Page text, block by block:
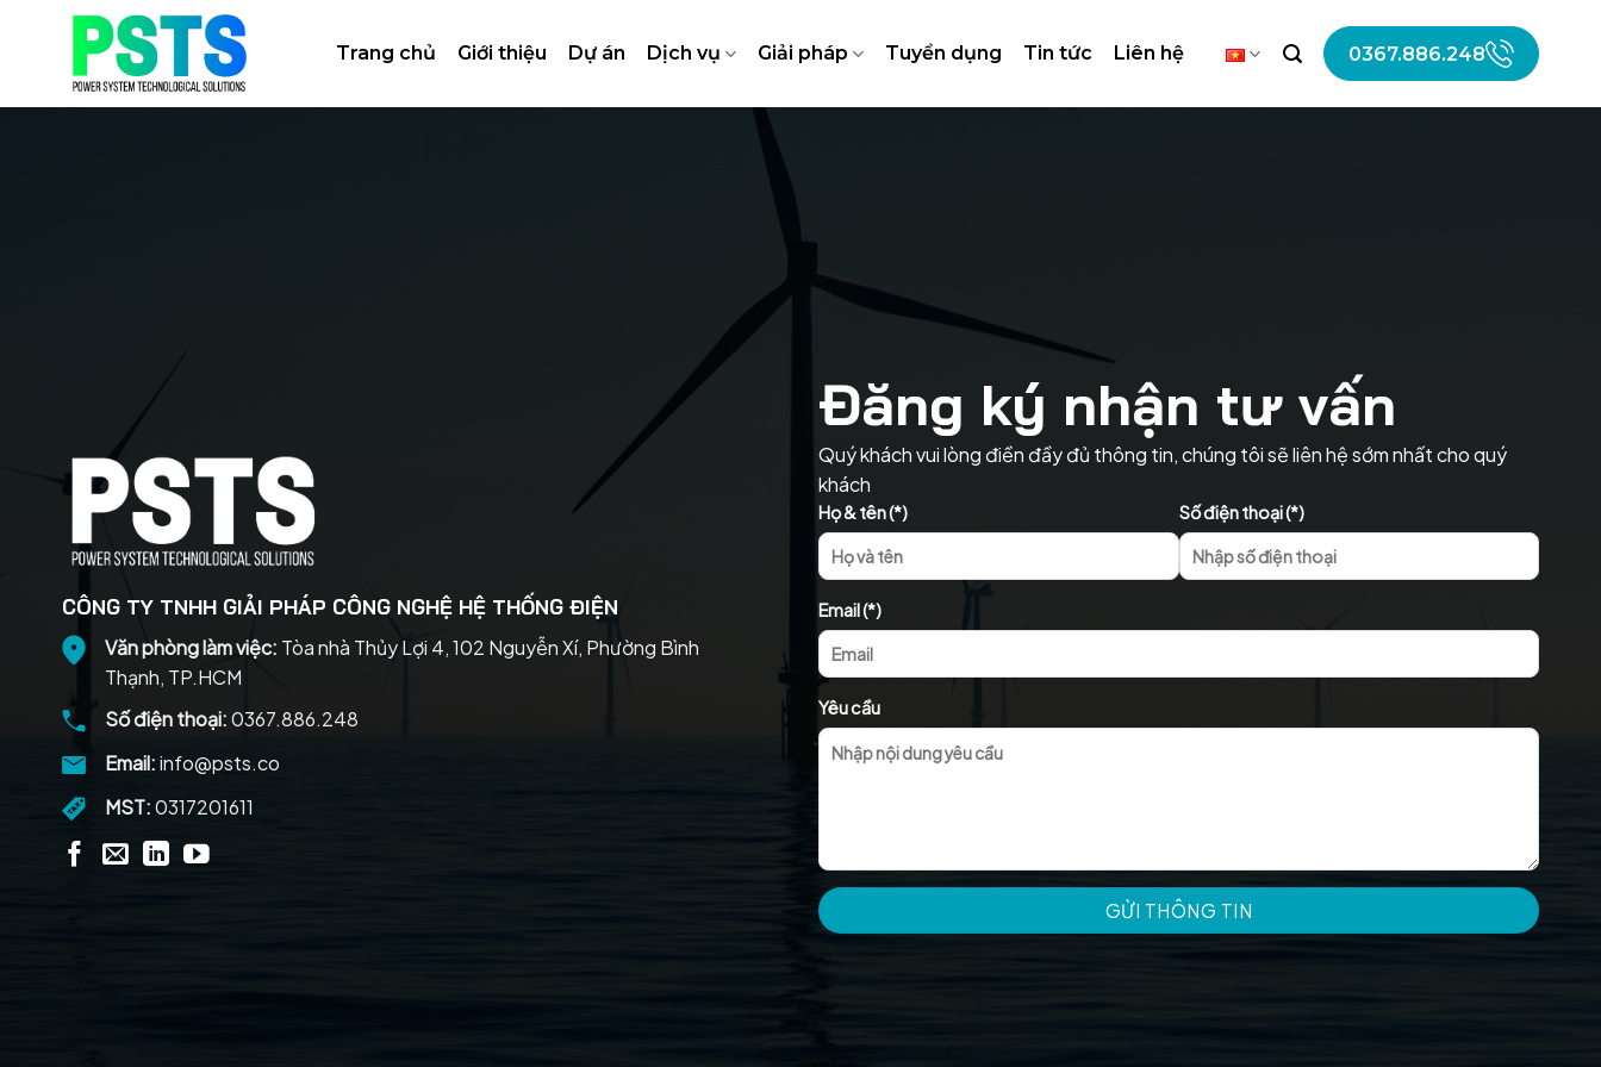
dung
Trang chủ Giới thiệu Dự án Dịch vụ Giải pháp Tuyển dụng Tin tức Liên hệ 0367.886.248
CÔNG TY TNHH GIẢI PHÁP CÔNG NGHỆ HỆ THỐNG ĐIỆN
Văn phòng làm việc: Tòa nhà Thủy Lợi 4, 102 Nguyễn Xí, Phường Bình
Thạnh, TP.HCM
Số điện thoại:0367.886.248
Email:info@psts.co
MST:0317201611
Đăng ký nhận tư vấn
Quý khách vui lòng điền đầy đủ thông tin, chúng tôi sẽ liên hệ sớm nhất cho quý
khách
Họ & tên (*) Số điện thoại (*)
Email (*)
Yêu cầu